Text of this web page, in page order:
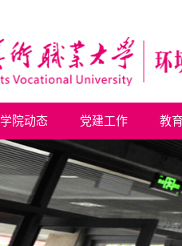
学院动态 党建工作 教